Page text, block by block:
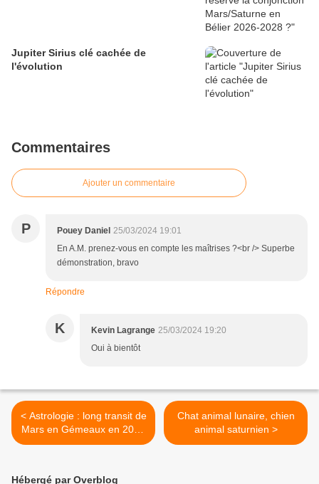
Jupiter Sirius clé cachée de
l'évolution
Commentaires
Ajouter un commentaire
P Pouey Daniel 25/03/2024 19:01
En A.M. prenez-vous en compte les maîtrises ?<br /> Superbe
démonstration, bravo
Répondre
K Kevin Lagrange 25/03/2024 19:20
Oui à bientôt
< Astrologie : long transit de
Mars en Gémeaux en 2022
et 2023
Chat animal lunaire, chien
animal saturnien >
Hébergé par Overblog